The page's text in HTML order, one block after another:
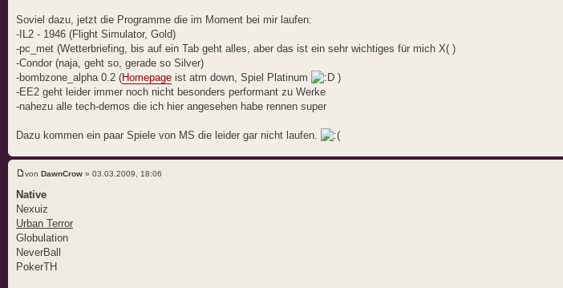
Soviel dazu, jetzt die Programme die im Moment bei mir laufen:
-IL2 - 1946 (Flight Simulator, Gold)
-pc_met (Wetterbriefing, bis auf ein Tab geht alles, aber das ist ein sehr wichtiges für mich X( )
-Condor (naja, geht so, gerade so Silver)
-bombzone_alpha 0.2 (Homepage ist atm down, Spiel Platinum
)
-EE2 geht leider immer noch nicht besonders performant zu Werke
-nahezu alle tech-demos die ich hier angesehen habe rennen super
Dazu kommen ein paar Spiele von MS die leider gar nicht laufen.
von DawnCrow » 03.03.2009, 18:06
Native
Nexuiz
Urban Terror
Globulation
NeverBall
PokerTH